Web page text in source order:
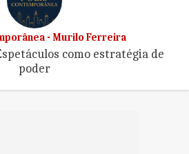
- Murilo Ferreira
como estratégia de
poder